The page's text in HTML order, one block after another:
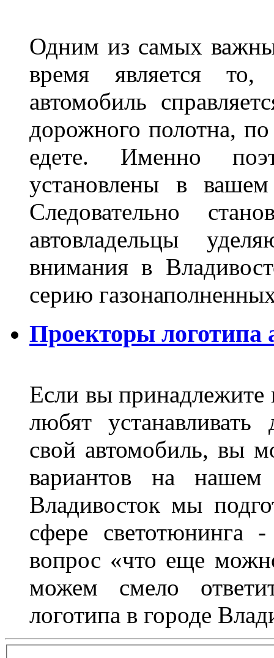
Одним из самых
время является то,
автомобиль
дорожного полотна,
едете. Именно
установлены в
Следовательно
автовладельцы
внимания в
серию
Проекторы логотипа
Если вы принадлежите
любят устанавливать
свой автомобиль, вы
вариантов на
Владивосток мы
сфере светотюнинга
вопрос «что еще
можем смело
логотипа в городе